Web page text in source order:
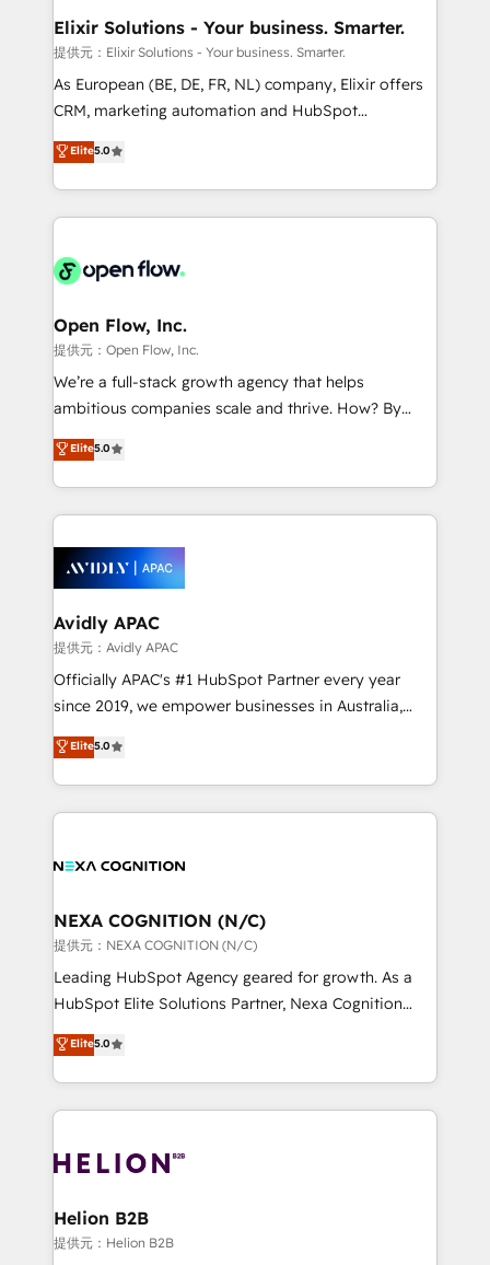
built to scale.
greatness, which is achieved through creating
absolute clarity, derived from a well-defined
strategy, executed well, and reported on with clear
results. The culture is driven by core values; Joy, Grit,
Mindedness, and Clarity. We are driven to win for the
collective good of the company and its clientele, and
things are happening.
Elixir Solutions - Your business. Smarter.
提供元：Elixir Solutions - Your business. Smarter.
As European (BE, DE, FR, NL) company, Elixir offers
CRM, marketing automation and HubSpot
integration products and services to mid-market
and enterprise customers. We ensure that your sales,
service and marketing department operates in the
most effective way, while at the same time
integrated buyers journey. Elixir is located in
and Amsterdam. Elixir is a first mover and leader
when it comes to HubSpot sales and service
implementations, highly renowned for our business
acumen, process (re-)design experience and a
integrate HubSpot with complex solutions like SAP,
MicroSoft, custom solutions,... Our company also has
Retail execution, CPQ, customer portals and
HubSpot CMS developments. And we're champions
Elite5.0
Open Flow, Inc.
提供元：Open Flow, Inc.
We’re a full-stack growth agency that helps
ambitious companies scale and thrive. How? By
upgrading and streamlining every single revenue-
generating aspect of your business. We’re proud
HubSpot Elite Solutions Partners and devout CRM
nerds who can harness HubSpot’s custom digital
experience. Working hand-in-hand with your team,
we’ll assemble a RevOps machine that drives more
traffic, generates better leads and crushes your
revenue goals. We've worked with thousands of
HubSpot customers and we'd love to work with you
too! Clients come to us for: Advanced CRM solutions
HubSpot Data System Migrations between systems
to HubSpot New lead generation strategies Time-
Elite5.0
Avidly APAC
提供元：Avidly APAC
Officially APAC's #1 HubSpot Partner every year
since 2019, we empower businesses in Australia,
New Zealand, and globally to realise their full
potential through enterprise HubSpot CRM
implementation. And we deliver best practice across
the whole HubSpot platform, covering marketing,
all businesses, from start-up to Enterprise, and have
the world. Our human approach to digital
transformation is designed for businesses who want
to grow. And we're passionate about APAC
businesses leading the world in technology, agility
record migrating businesses from CRM & Marketing
Platforms such as Salesforce, Dynamics, Pipedrive,
with attract and retain customers, manage their
business people and processes, and how they
Elite5.0
NEXA COGNITION (N/C)
提供元：NEXA COGNITION (N/C)
Leading HubSpot Agency geared for growth. As a
HubSpot Elite Solutions Partner, Nexa Cognition
ranks in the top 1% of global HubSpot Partners and
has been one of the longest-standing partners since
2012. We empower businesses to harness the full
potential of HubSpot by combining strategic
bespoke HubSpot solutions tailored to drive
Choose Nexa Cognition? 🚀 HubSpot Expertise: Our
certified team specialises in CRM implementation,
Elite5.0
Helion B2B
提供元：Helion B2B